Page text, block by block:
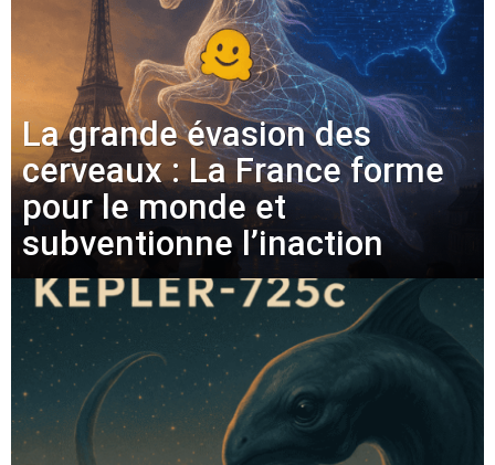
La grande évasion des
cerveaux : La France forme
pour le monde et
subventionne l’inaction